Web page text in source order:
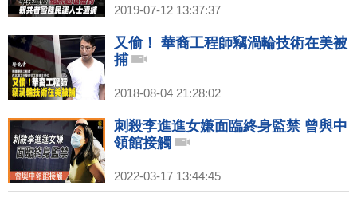
2019-07-12 13:37:37
又偷！ 華裔工程師竊渦輪技術在美被
捕
2018-08-04 21:28:02
刺殺李進進女嫌面臨終身監禁 曾與中
領館接觸
2022-03-17 13:44:45